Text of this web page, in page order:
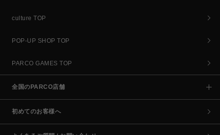
culture TOP
POP-UP SHOP TOP
PARCO GAMES TOP
全国のPARCO店舗
初めてのお客様へ